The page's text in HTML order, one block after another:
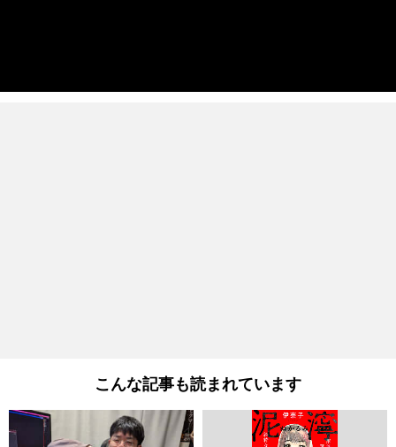
こんな記事も読まれています